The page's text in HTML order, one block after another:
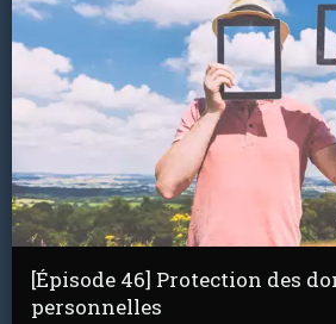
[Épisode 46] Protection des
personnelles